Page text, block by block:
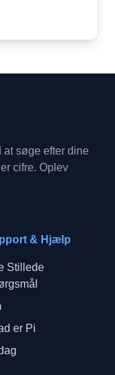
søge efter dine
cifre. Oplev
& Hjælp
Stillede
er Pi